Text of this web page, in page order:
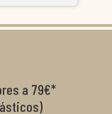
Si te gusta la
años
a 79€*